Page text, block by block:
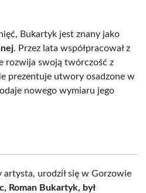
Bukartyk jest znany jako
. Przez lata współpracował z
rozwija swoją twórczość z
prezentuje utwory osadzone w
nowego wymiaru jego
urodził się w Gorzowie
Roman Bukartyk, był